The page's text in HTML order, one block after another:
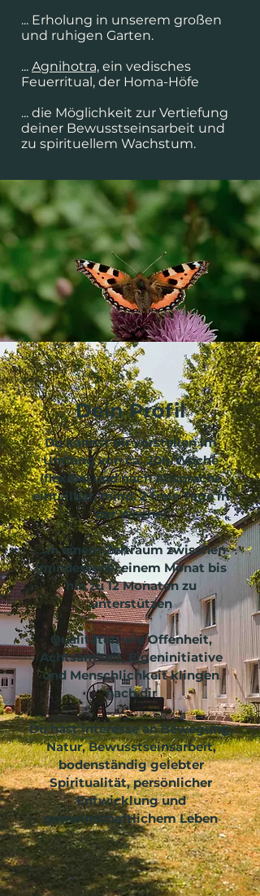
... Erholung in unserem großen
und ruhigen Garten.
... Agnihotra, ein vedisches
Feuerritual, der Homa-Höfe
... die Möglichkeit zur Vertiefung
deiner Bewusstseinsarbeit und
zu spirituellem Wachstum.
Dein Profil
​Du kannst dir vorstellen im
Umfang von ca. 20h/Woche
(flexibel und nach Absprache
einteilbar, mind. 2 freie Tage in
der Woche)
...in einem Zeitraum zwischen
(mindestens) einem Monat bis
hin zu 12 Monaten zu
unterstützen
Qualitäten wie Offenheit,
Achtsamkeit, Eigeninitiative
und Menschlichkeit klingen
nach dir
Du hast Interesse an Bewegung,
Natur, Bewusstseinsarbeit,
bodenständig gelebter
Spiritualität, persönlicher
Entwicklung und
gemeinschaftlichem Leben